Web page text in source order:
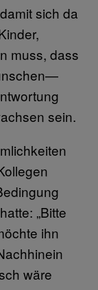
sich da
muss, dass
sein.
„Bitte
ihn
wäre